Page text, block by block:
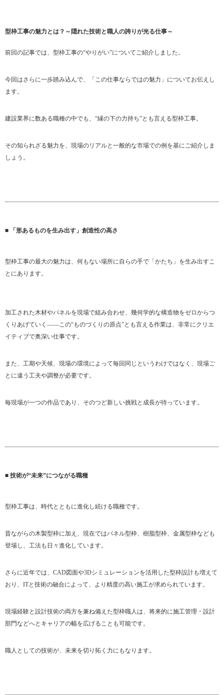
型枠工事の魅力とは？～隠れた技術と職人の誇りが光る仕事～
前回の記事では、型枠工事の“やりがい”についてご紹介しました。
今回はさらに一歩踏み込んで、「この仕事ならではの魅力」についてお伝えし
ます。
建設業界に数ある職種の中でも、“縁の下の力持ち”とも言える型枠工事。
その知られざる魅力を、現場のリアルと一般的な市場での例を基にご紹介しま
しょう。
■ 「形あるものを生み出す」創造性の高さ
型枠工事の最大の魅力は、何もない場所に自らの手で「かたち」を生み出すこ
とにあります。
加工された木材やパネルを現場で組み合わせ、幾何学的な構造物をゼロからつ
くりあげていく――この“ものづくりの原点”とも言える作業は、非常にクリエ
イティブで奥深い仕事です。
また、工期や天候、現場の環境によって毎回同じというわけではなく、現場ご
とに違う工夫や調整が必要です。
毎現場が一つの作品であり、そのつど新しい挑戦と成長が待っています。
■ 技術が“未来”につながる職種
型枠工事は、時代とともに進化し続ける職種です。
昔ながらの木製型枠に加え、現在ではパネル型枠、樹脂型枠、金属型枠なども
登場し、工法も日々進化しています。
さらに近年では、CAD図面や3Dシミュレーションを活用した型枠設計も増えて
おり、ITと技術の融合によって、より精度の高い施工が求められています。
現場経験と設計技術の両方を兼ね備えた型枠職人は、将来的に施工管理・設計
部門などへとキャリアの幅を広げることも可能です。
職人としての技術が、未来を切り拓く力にもなります。